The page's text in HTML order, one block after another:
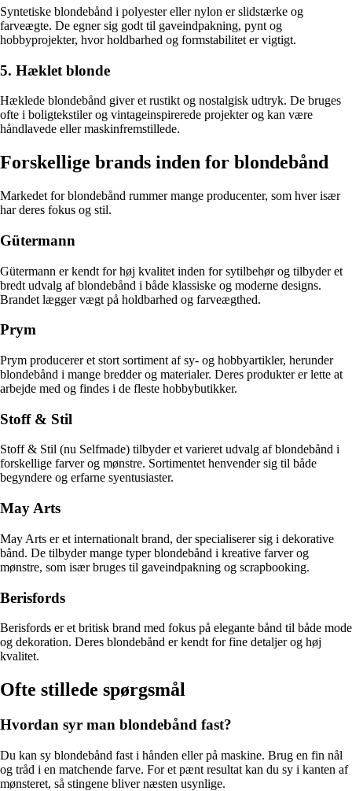
Syntetiske blondebånd i polyester eller nylon er slidstærke og
farveægte. De egner sig godt til gaveindpakning, pynt og
hobbyprojekter, hvor holdbarhed og formstabilitet er vigtigt.
5. Hæklet blonde
Hæklede blondebånd giver et rustikt og nostalgisk udtryk. De bruges
ofte i boligtekstiler og vintageinspirerede projekter og kan være
håndlavede eller maskinfremstillede.
Forskellige brands inden for blondebånd
Markedet for blondebånd rummer mange producenter, som hver især
har deres fokus og stil.
Gütermann
Gütermann er kendt for høj kvalitet inden for sytilbehør og tilbyder et
bredt udvalg af blondebånd i både klassiske og moderne designs.
Brandet lægger vægt på holdbarhed og farveægthed.
Prym
Prym producerer et stort sortiment af sy- og hobbyartikler, herunder
blondebånd i mange bredder og materialer. Deres produkter er lette at
arbejde med og findes i de fleste hobbybutikker.
Stoff & Stil
Stoff & Stil (nu Selfmade) tilbyder et varieret udvalg af blondebånd i
forskellige farver og mønstre. Sortimentet henvender sig til både
begyndere og erfarne syentusiaster.
May Arts
May Arts er et internationalt brand, der specialiserer sig i dekorative
bånd. De tilbyder mange typer blondebånd i kreative farver og
mønstre, som især bruges til gaveindpakning og scrapbooking.
Berisfords
Berisfords er et britisk brand med fokus på elegante bånd til både mode
og dekoration. Deres blondebånd er kendt for fine detaljer og høj
kvalitet.
Ofte stillede spørgsmål
Hvordan syr man blondebånd fast?
Du kan sy blondebånd fast i hånden eller på maskine. Brug en fin nål
og tråd i en matchende farve. For et pænt resultat kan du sy i kanten af
mønsteret, så stingene bliver næsten usynlige.